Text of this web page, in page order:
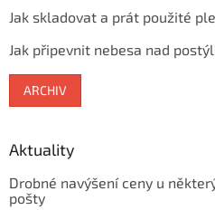
Jak skladovat a prát použité
Jak připevnit nebesa nad
ARCHIV
Aktuality
Drobné navýšení ceny u
pošty